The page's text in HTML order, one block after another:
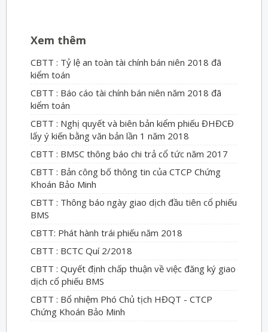
Xem thêm
CBTT : Tỷ lệ an toàn tài chính bán niên 2018 đã
kiểm toán
CBTT : Báo cáo tài chính bán niên năm 2018 đã
kiểm toán
CBTT : Nghị quyết và biên bản kiểm phiếu ĐHĐCĐ
lấy ý kiến bằng văn bản lần 1 năm 2018
CBTT : BMSC thông báo chi trả cổ tức năm 2017
CBTT : Bản công bố thông tin của CTCP Chứng
Khoán Bảo Minh
CBTT : Thông báo ngày giao dịch đầu tiên cổ phiếu
BMS
CBTT: Phát hành trái phiếu năm 2018
CBTT : BCTC Quí 2/2018
CBTT : Quyết định chấp thuận về việc đăng ký giao
dịch cổ phiếu BMS
CBTT : Bổ nhiệm Phó Chủ tịch HĐQT - CTCP
Chứng Khoán Bảo Minh